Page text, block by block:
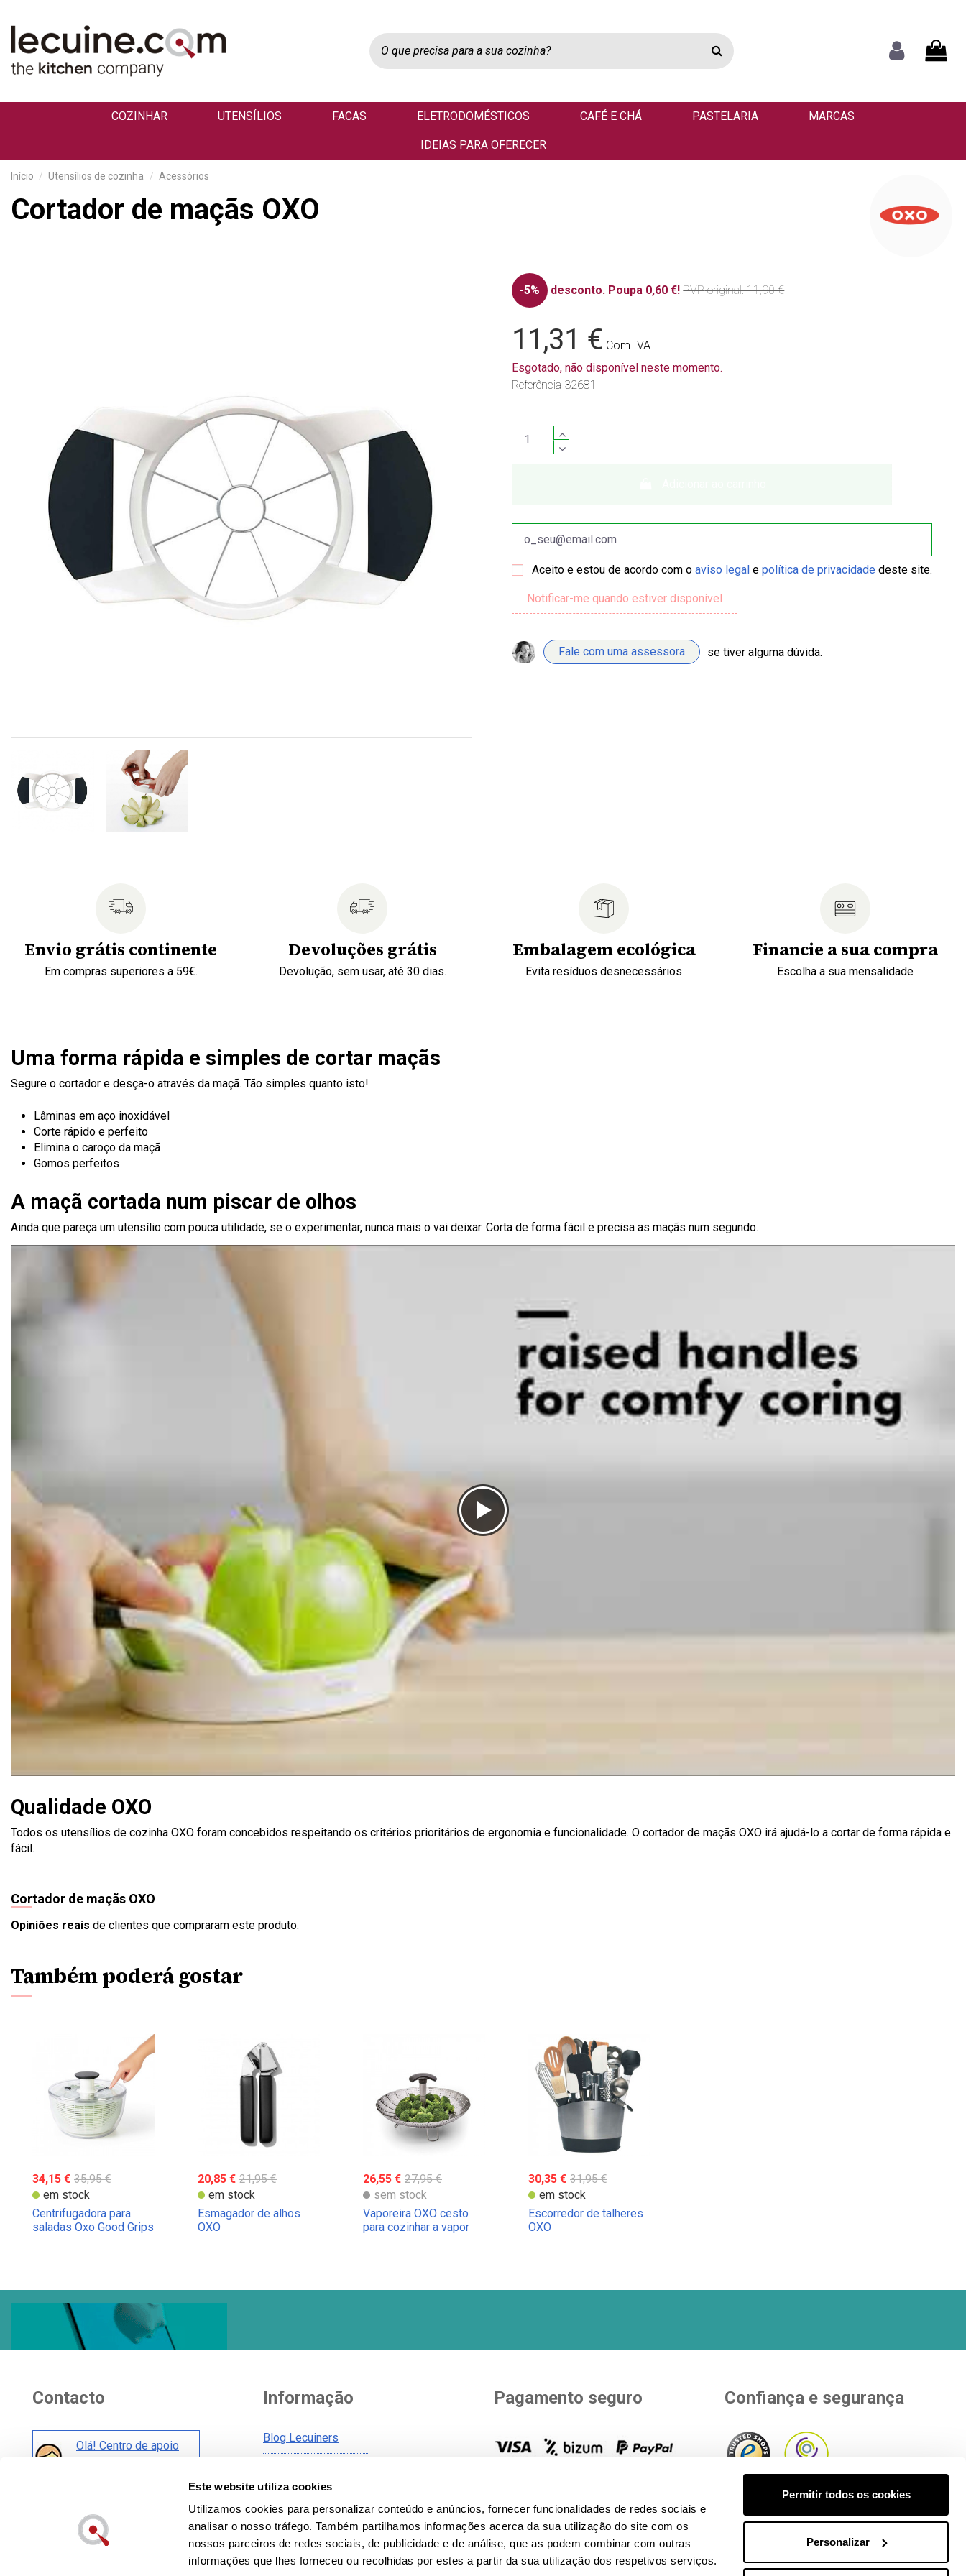
Este website utiliza cookies
Utilizamos cookies para personalizar conteúdo e anúncios, fornecer funcionalidades de redes sociais e
analisar o nosso tráfego. Também partilhamos informações acerca da sua utilização do site com os
nossos parceiros de redes sociais, de publicidade e de análise, que as podem combinar com outras
informações que lhes forneceu ou recolhidas por estes a partir da sua utilização dos respetivos serviços.
Permitir todos os cookies
Personalizar
COZINHAR UTENSÍLIOS FACAS ELETRODOMÉSTICOS CAFÉ E CHÁ PASTELARIA MARCAS
IDEIAS PARA OFERECER
Início Utensílios de cozinha Acessórios
Cortador de maçãs OXO
-5% desconto. Poupa 0,60 €! PVPoriginal: 11,90 €
11,31 € Com IVA
Esgotado, não disponível neste momento.
Referência 32681
Aceito e estou de acordo com oaviso legal epolítica de privacidade deste site.
Fale com uma assessora se tiver alguma dúvida.
Envio grátis continente
Em compras superiores a 59€.
Devoluções grátis
Devolução, sem usar, até 30 dias.
Embalagem ecológica
Evita resíduos desnecessários
Financie a sua compra
Escolha a sua mensalidade
Uma forma rápida e simples de cortar maçãs
Segure o cortador e desça-o através da maçã. Tão simples quanto isto!
Lâminas em aço inoxidável
Corte rápido e perfeito
Elimina o caroço da maçã
Gomos perfeitos
A maçã cortada num piscar de olhos
Ainda que pareça um utensílio com pouca utilidade, se o experimentar, nunca mais o vai deixar. Corta de forma fácil e precisa as maçãs num segundo.
Qualidade OXO
Todos os utensílios de cozinha OXO foram concebidos respeitando os critérios prioritários de ergonomia e funcionalidade. O cortador de maçãs OXO irá ajudá-lo a cortar de forma rápida e
fácil.
Cortador de maçãs OXO
Opiniões reais de clientes que compraram este produto.
Também poderá gostar
34,15 € 35,95 €
em stock
Centrifugadora para
saladas Oxo Good Grips
20,85 € 21,95 €
em stock
Esmagador de alhos
OXO
26,55 € 27,95 €
sem stock
Vaporeira OXO cesto
para cozinhar a vapor
30,35 € 31,95 €
em stock
Escorredor de talheres
OXO
Contacto
Olá! Centro de apoio
Informação
Blog Lecuiners
Condições de envio
Condições gerais
Cookies policy
Política de privacidade
Pagamento seguro
todos os métodos de pagamento.
Confiança e segurança
Aderimos a entidades independentes
que avaliam a nossa qualidade.